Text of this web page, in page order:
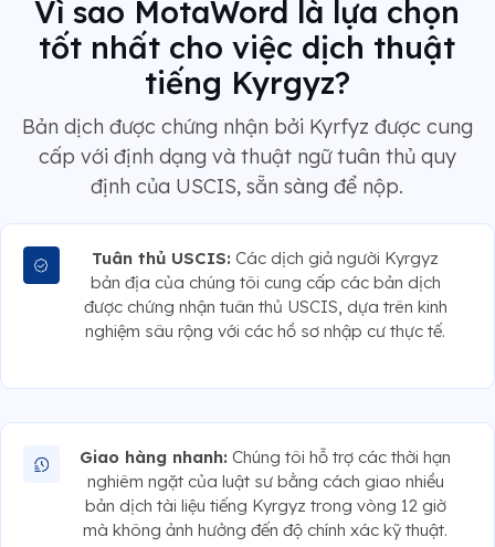
Vì sao MotaWord là lựa chọn
tốt nhất cho việc dịch thuật
tiếng Kyrgyz?
Bản dịch được chứng nhận bởi Kyrfyz được cung
cấp với định dạng và thuật ngữ tuân thủ quy
định của USCIS, sẵn sàng để nộp.
Tuân thủ USCIS: Các dịch giả người Kyrgyz
bản địa của chúng tôi cung cấp các bản dịch
được chứng nhận tuân thủ USCIS, dựa trên kinh
nghiệm sâu rộng với các hồ sơ nhập cư thực tế.
Giao hàng nhanh: Chúng tôi hỗ trợ các thời hạn
nghiêm ngặt của luật sư bằng cách giao nhiều
bản dịch tài liệu tiếng Kyrgyz trong vòng 12 giờ
mà không ảnh hưởng đến độ chính xác kỹ thuật.